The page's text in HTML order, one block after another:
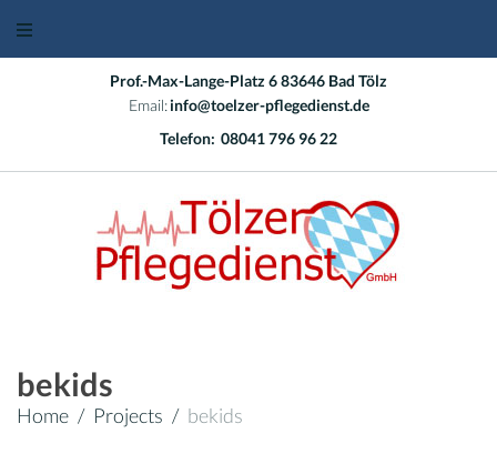
Prof.-Max-Lange-Platz 6 83646 Bad Tölz
Email:info@toelzer-pflegedienst.de
Telefon: 08041 796 96 22
bekids
Home / Projects / bekids